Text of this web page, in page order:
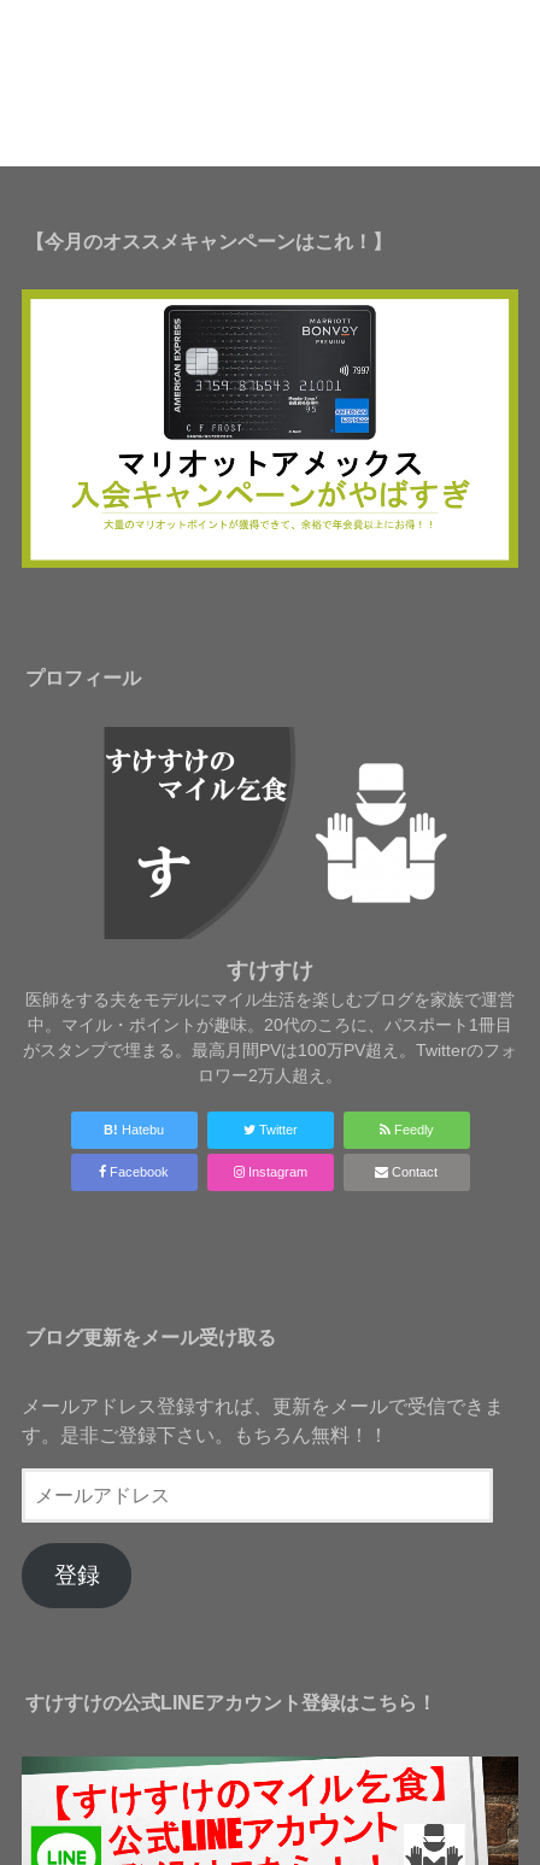
【今月のオススメキャンペーンはこれ！】
プロフィール
すけすけ
医師をする夫をモデルにマイル生活を楽しむブログを家族で運営
中。マイル・ポイントが趣味。20代のころに、パスポート1冊目
がスタンプで埋まる。最高月間PVは100万PV超え。Twitterのフォ
ロワー2万人超え。
B! Hatebu Twitter Feedly
Facebook Instagram Contact
ブログ更新をメール受け取る
メールアドレス登録すれば、更新をメールで受信できま
す。是非ご登録下さい。もちろん無料！！
ー
ア
ド
登録
すけすけの公式LINEアカウント登録はこちら！